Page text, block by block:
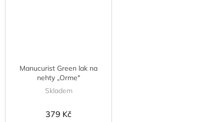
Manucurist Green lak na
nehty „Orme"
Skladem
379 Kč